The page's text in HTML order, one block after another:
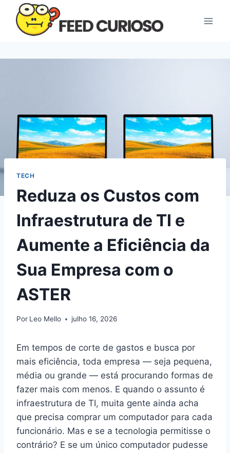
Pular
para
TECH
Reduza os Custos com
Infraestrutura de TI e
Aumente a Eficiência da
Sua Empresa com o
ASTER
Por Leo Mello julho 16, 2026
Em tempos de corte de gastos e busca por
mais eficiência, toda empresa — seja pequena,
média ou grande — está procurando formas de
fazer mais com menos. E quando o assunto é
infraestrutura de TI, muita gente ainda acha
que precisa comprar um computador para cada
funcionário. Mas e se a tecnologia permitisse o
contrário? E se um único computador pudesse